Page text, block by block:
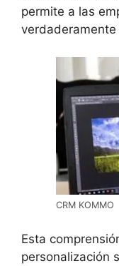
permite a las
CRM KOMMO
Esta
personalización